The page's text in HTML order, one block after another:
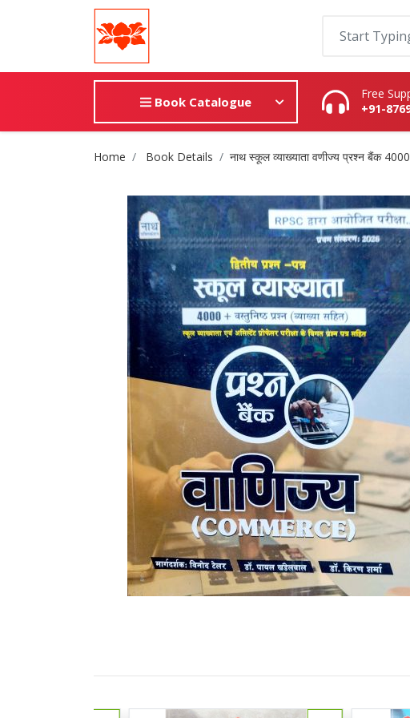
Book Catalogue
Free
+91-
Site Breadcrumb
Home Book Details नाथ स्कूल व्याख्याता वणीज्य प्रश्न बैंक